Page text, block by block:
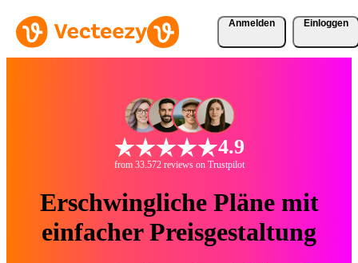
Anmelden Einloggen
4.9
from 33.572 reviews on Trustpilot
Erschwingliche Pläne mit
einfacher Preisgestaltung